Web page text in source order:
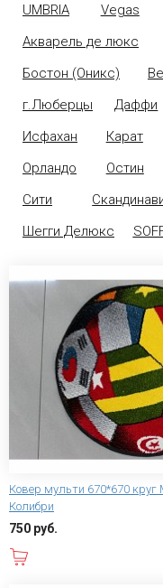
UMBRIA
Vegas
Акварель де люкс
Бостон (Оникс)
г.Люберцы
Даффи
Исфахан
Карат
Орландо
Остин
Сити
Шегги Делюкс
Ковер мульти 670*670
Колибри
750 руб.